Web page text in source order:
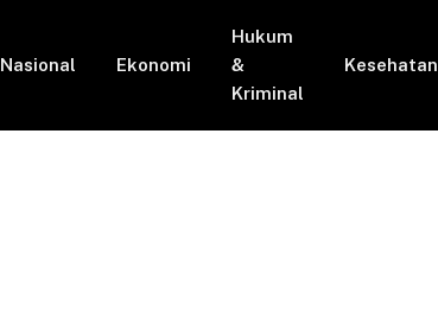
Nasional Ekonomi
Hukum
&
Kriminal
Kesehatan